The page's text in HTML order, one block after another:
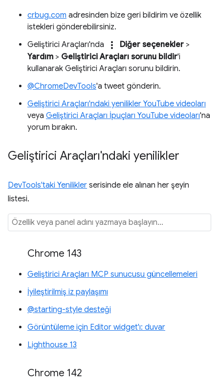
crbug.com adresinden bize geri bildirim ve özellik
istekleri gönderebilirsiniz.
Geliştirici Araçları'nda
more_vert Diğer seçenekler >
Yardım > Geliştirici Araçları sorunu bildir'i
kullanarak Geliştirici Araçları sorunu bildirin.
@ChromeDevTools'a tweet gönderin.
Geliştirici Araçları'ndaki yenilikler YouTube videoları
veya Geliştirici Araçları İpuçları YouTube videoları'na
yorum bırakın.
Geliştirici Araçları'ndaki yenilikler
DevTools'taki Yenilikler serisinde ele alınan her şeyin
listesi.
Chrome 143
Geliştirici Araçları MCP sunucusu güncellemeleri
İyileştirilmiş iz paylaşımı
@starting-style desteği
Görüntüleme için Editor widget'ı: duvar
Lighthouse 13
Chrome 142